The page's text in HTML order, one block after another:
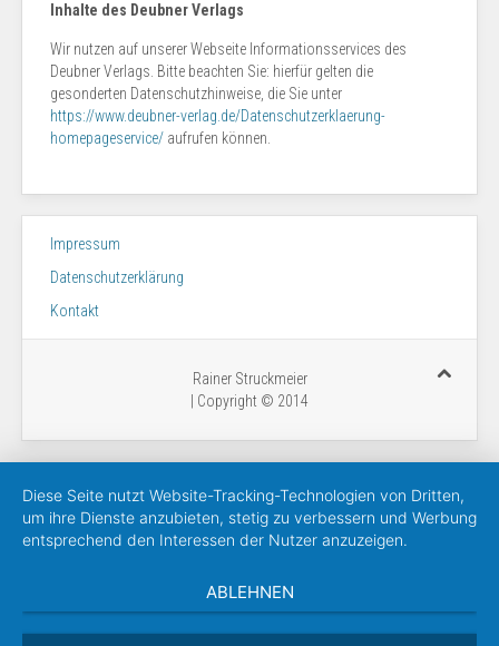
Inhalte des Deubner Verlags
Wir nutzen auf unserer Webseite Informationsservices des
Deubner Verlags. Bitte beachten Sie: hierfür gelten die
gesonderten Datenschutzhinweise, die Sie unter
https://www.deubner-verlag.de/Datenschutzerklaerung-
homepageservice/ aufrufen können.
Impressum
Datenschutzerklärung
Kontakt
Rainer Struckmeier
| Copyright © 2014
Diese Seite nutzt Website-Tracking-Technologien von Dritten,
um ihre Dienste anzubieten, stetig zu verbessern und Werbung
entsprechend den Interessen der Nutzer anzuzeigen.
ABLEHNEN